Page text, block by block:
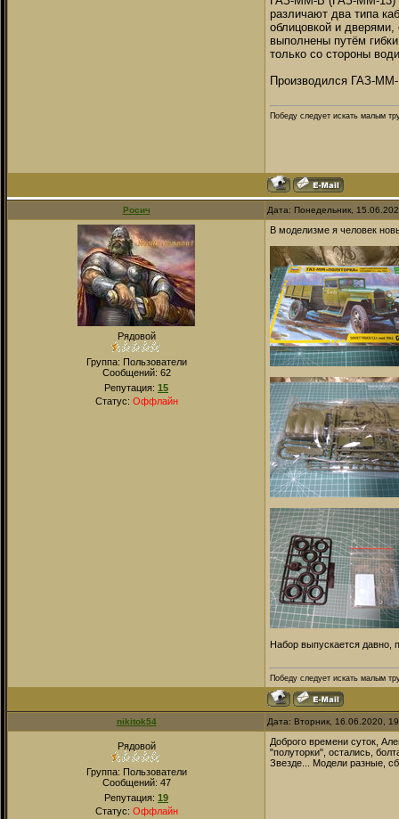
различают два типа
облицовкой и дверями,
выполнены путём
только со стороны
Производился ГАЗ-
Победу следует искать малым
Росич Дата: Понедельник,
Рядовой
Группа: Пользователи
Сообщений: 62
Репутация: 15
Статус: Оффлайн
В моделизме я человек
Набор выпускается давно,
Победу следует искать малым
nikitok54 Дата: Вторник, 16.06.2020,
Рядовой
Группа: Пользователи
Сообщений: 47
Репутация: 19
Статус: Оффлайн
Доброго времени суток,
"полуторки", остались,
Звезде... Модели разные,